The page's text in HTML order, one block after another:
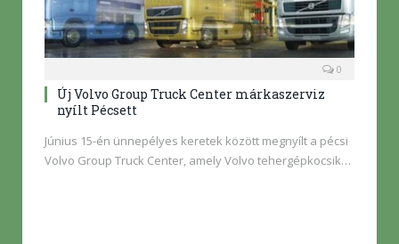
0
Új Volvo Group Truck Center márkaszerviz
nyílt Pécsett
Június 15-én ünnepélyes keretek között megnyílt a pécsi
Volvo Group Truck Center, amely Volvo tehergépkocsik…